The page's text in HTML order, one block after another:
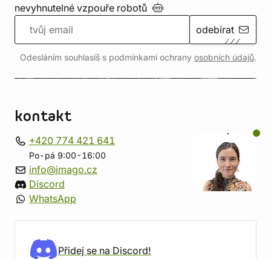
nevyhnutelné vzpouře robotů
odebírat
Odesláním souhlasíš s podmínkami ochrany osobních údajů.
kontakt
+420 774 421 641
Po-pá 9:00-16:00
info@imago.cz
Discord
WhatsApp
Přidej se na Discord!